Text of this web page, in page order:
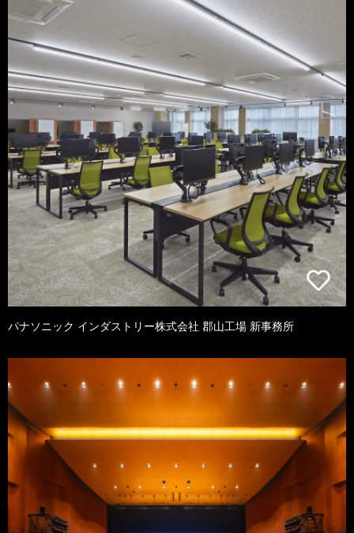
パナソニック インダストリー株式会社 郡山工場 新事務所